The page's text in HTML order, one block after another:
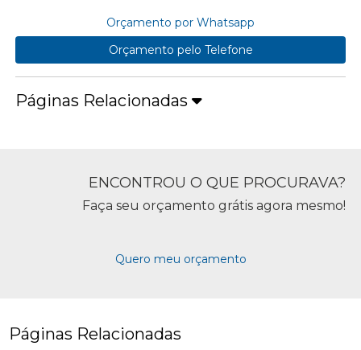
Orçamento por Whatsapp
Orçamento pelo Telefone
Páginas Relacionadas
ENCONTROU O QUE PROCURAVA?
Faça seu orçamento grátis agora mesmo!
Quero meu orçamento
Páginas Relacionadas